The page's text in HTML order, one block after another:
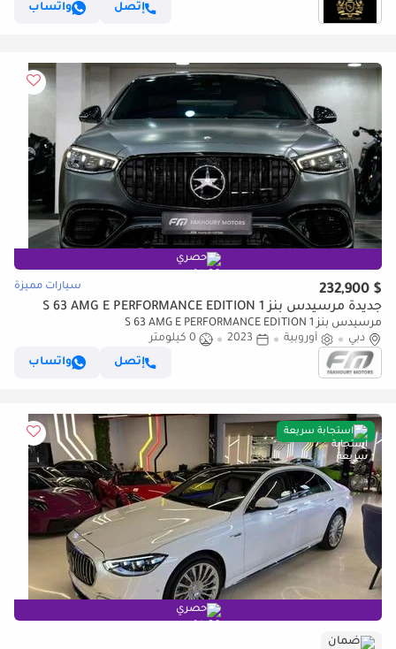
إتصل
واتساب
حصري
$ 232,900 سيارات مميزة
جديدة مرسيدس بنز S 63 AMG E PERFORMANCE EDITION 1
مرسيدس بنز S 63 AMG E PERFORMANCE EDITION 1
دبي
أوروبية 2023
0 كيلومتر
إتصل
واتساب
استجابة سريعة
حصري
ضمان